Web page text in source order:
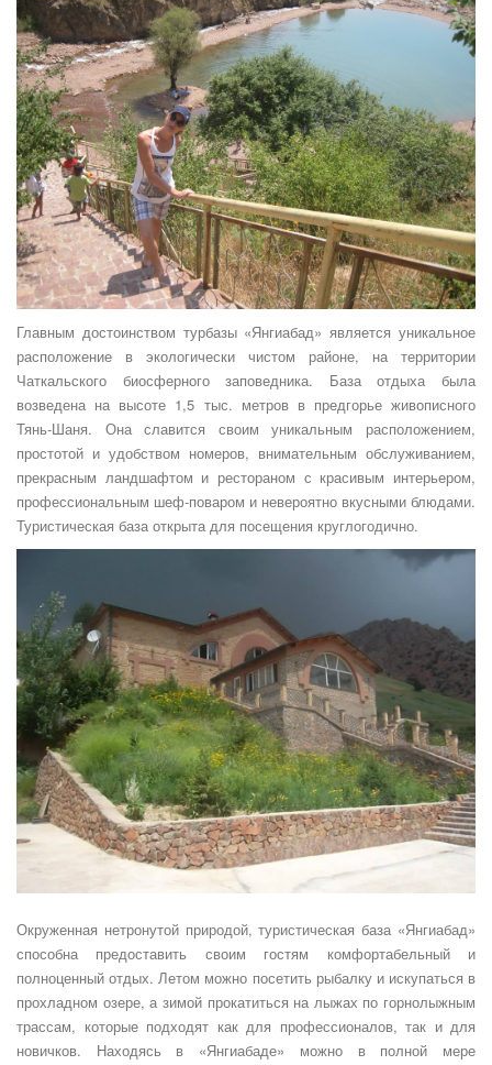
Главным достоинством турбазы «Янгиабад» является уникальное
расположение в экологически чистом районе, на территории
Чаткальского биосферного заповедника. База отдыха была
возведена на высоте 1,5 тыс. метров в предгорье живописного
Тянь-Шаня. Она славится своим уникальным расположением,
простотой и удобством номеров, внимательным обслуживанием,
прекрасным ландшафтом и рестораном с красивым интерьером,
профессиональным шеф-поваром и невероятно вкусными блюдами.
Туристическая база открыта для посещения круглогодично.
Окруженная нетронутой природой, туристическая база «Янгиабад»
способна предоставить своим гостям комфортабельный и
полноценный отдых. Летом можно посетить рыбалку и искупаться в
прохладном озере, а зимой прокатиться на лыжах по горнолыжным
трассам, которые подходят как для профессионалов, так и для
новичков. Находясь в «Янгиабаде» можно в полной мере